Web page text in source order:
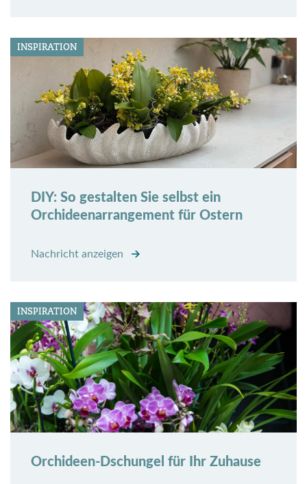
INSPIRATION
DIY: So gestalten Sie selbst ein
Orchideenarrangement für Ostern
Nachricht anzeigen
INSPIRATION
Orchideen-Dschungel für Ihr Zuhause